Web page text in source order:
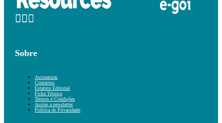
Sobre
Assinaturas
Contactos
Estatuto Editorial
Ficha Técnica
Termos e Condições
Assine a newsletter
Política de Privacidade